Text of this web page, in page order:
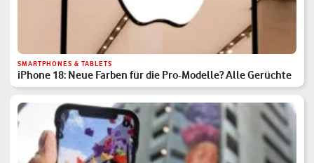
SMARTPHONES & TABLETS
iPhone 18: Neue Farben für die Pro-Modelle? Alle Gerüchte